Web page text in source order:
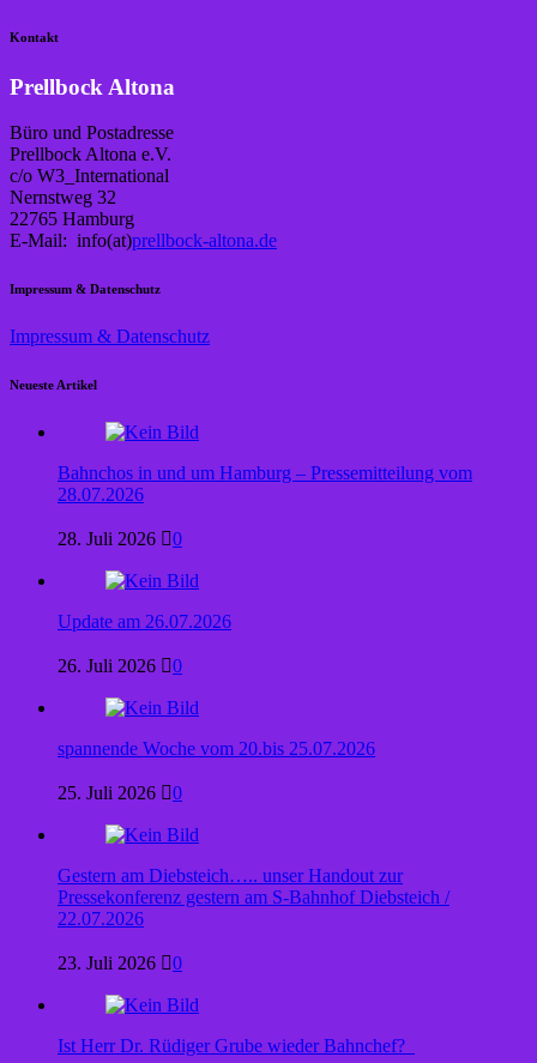
Kontakt
Prellbock Altona
Büro und Postadresse
Prellbock Altona e.V.
c/o W3_International
Nernstweg 32
22765 Hamburg
E-Mail: info(at)prellbock-altona.de
Impressum & Datenschutz
Impressum & Datenschutz
Neueste Artikel
Bahnchos in und um Hamburg – Pressemitteilung vom
28.07.2026
28. Juli 2026 0
Update am 26.07.2026
26. Juli 2026 0
spannende Woche vom 20.bis 25.07.2026
25. Juli 2026 0
Gestern am Diebsteich….. unser Handout zur
Pressekonferenz gestern am S-Bahnhof Diebsteich /
22.07.2026
23. Juli 2026 0
Ist Herr Dr. Rüdiger Grube wieder Bahnchef?